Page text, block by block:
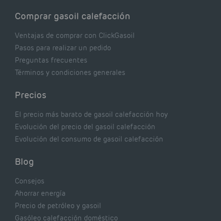
Comprar gasoil calefacción
Ventajas de comprar con ClickGasoil
Pasos para realizar un pedido
Preguntas frecuentes
Términos y condiciones generales
Precios
El precio más barato de gasoil calefacción hoy
Evolución del precio del gasoil calefacción
Evolución del consumo de gasoil calefacción
Blog
Consejos
Ahorrar energía
Precio de petróleo y gasoil
Gasóleo calefacción doméstico